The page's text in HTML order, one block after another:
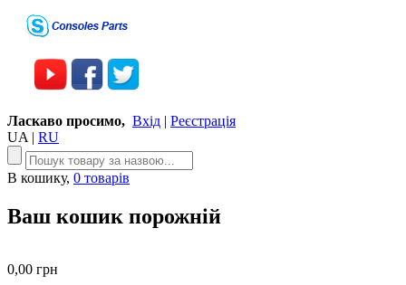
Ласкаво просимо, Вхід | Реєстрація
UA | RU
В кошику, 0 товарів
Ваш кошик порожній
0,00 грн